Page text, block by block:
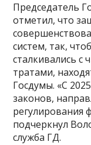
Председатель
отметил, что
систем, так,
сталкивались
тратами,
Госдумы. «С
законов,
регулирования
подчеркнул
служба ГД.